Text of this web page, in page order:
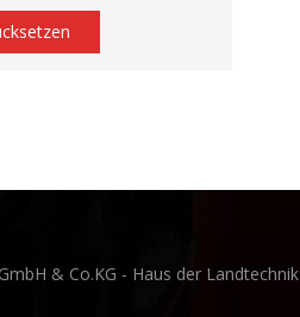
& Co.KG - Haus der Landtechnik